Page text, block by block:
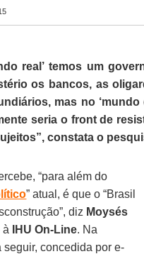
real’ temos um
os bancos, as
mas no ‘mundo
seria o front de
constata o
“para além do
” atual, é que o “Brasil
diz Moysés
à IHU On-Line. Na
seguir, concedida por e-